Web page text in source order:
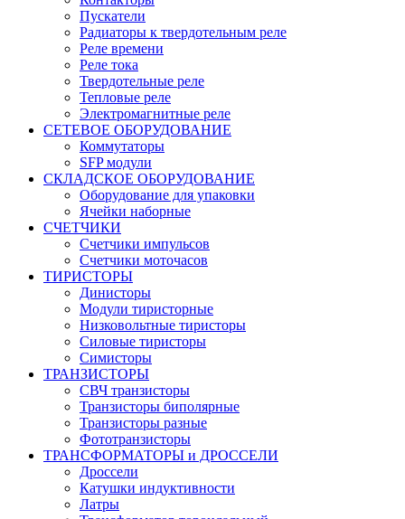
Пускатели
Радиаторы к твердотельным реле
Реле времени
Реле тока
Твердотельные реле
Тепловые реле
Электромагнитные реле
СЕТЕВОЕ ОБОРУДОВАНИЕ
Коммутаторы
SFP модули
СКЛАДСКОЕ ОБОРУДОВАНИЕ
Оборудование для упаковки
Ячейки наборные
СЧЕТЧИКИ
Счетчики импульсов
Счетчики моточасов
ТИРИСТОРЫ
Динисторы
Модули тиристорные
Низковольтные тиристоры
Силовые тиристоры
Симисторы
ТРАНЗИСТОРЫ
СВЧ транзисторы
Транзисторы биполярные
Транзисторы разные
Фототранзисторы
ТРАНСФОРМАТОРЫ и ДРОССЕЛИ
Дроссели
Катушки индуктивности
Латры